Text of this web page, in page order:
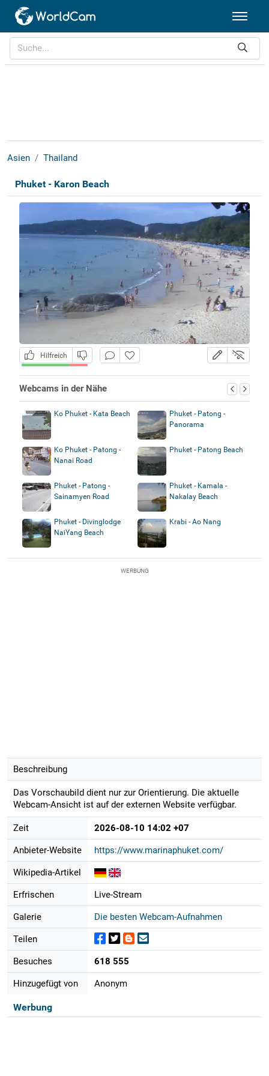
Asien Thailand
Phuket - Karon Beach
Hilfreich
Webcams in der Nähe
Ko Phuket - Kata Beach
Phuket - Patong -
Panorama
Ko Phuket - Patong -
Nanai Road
Phuket - Patong Beach
Phuket - Patong -
Sainamyen Road
Phuket - Kamala -
Nakalay Beach
Phuket - Divinglodge
NaiYang Beach
Krabi - Ao Nang
WERBUNG
Beschreibung
Das Vorschaubild dient nur zur Orientierung. Die aktuelle
Webcam-Ansicht ist auf der externen Website verfügbar.
Zeit 2026-08-10 14:02 +07
Anbieter-Website https://www.marinaphuket.com/
Wikipedia-Artikel
Erfrischen Live-Stream
Galerie Die besten Webcam-Aufnahmen
Teilen
Besuches 618 555
Hinzugefügt von Anonym
Werbung